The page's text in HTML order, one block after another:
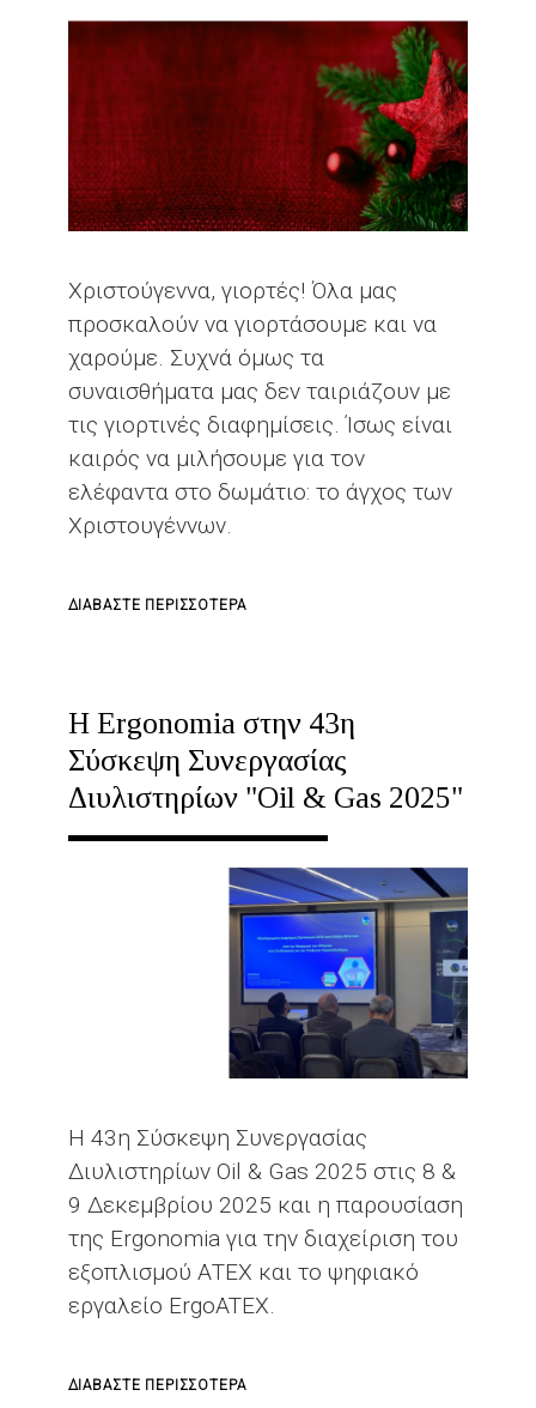
ΚΟΖΆΝΗΣ
Χριστούγεννα, γιορτές! Όλα μας
προσκαλούν να γιορτάσουμε και να
χαρούμε. Συχνά όμως τα
συναισθήματα μας δεν ταιριάζουν με
τις γιορτινές διαφημίσεις. Ίσως είναι
καιρός να μιλήσουμε για τον
ελέφαντα στο δωμάτιο: το άγχος των
Χριστουγέννων.
ΔΙΑΒΆΣΤΕ ΠΕΡΙΣΣΌΤΕΡΑ
ΣΤΟ
ΔΩΜΆΤΙΟ:
TΟ
ΧΡΙΣΤΟΥΓΈΝΝΩΝ
H Ergonomia στην 43η
Σύσκεψη Συνεργασίας
Διυλιστηρίων "Oil & Gas 2025"
Η 43η Σύσκεψη Συνεργασίας
Διυλιστηρίων Oil & Gas 2025 στις 8 &
9 Δεκεμβρίου 2025 και η παρουσίαση
της Ergonomia για την διαχείριση του
εξοπλισμού ΑΤΕΧ και το ψηφιακό
εργαλείο ErgoATEX.
ΔΙΑΒΆΣΤΕ ΠΕΡΙΣΣΌΤΕΡΑ